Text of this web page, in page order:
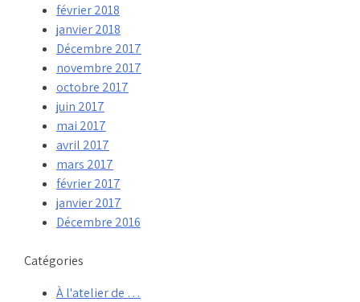
février 2018
janvier 2018
Décembre 2017
novembre 2017
octobre 2017
juin 2017
mai 2017
avril 2017
mars 2017
février 2017
janvier 2017
Décembre 2016
Catégories
À l'atelier de …